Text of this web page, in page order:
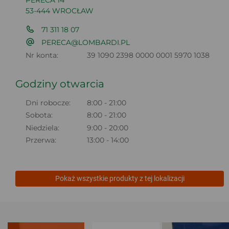
53-444 WROCŁAW
71 311 18 07
PERECA@LOMBARDI.PL
Nr konta:
39 1090 2398 0000 0001 5970 1038
Godziny otwarcia
Dni robocze:
8:00 - 21:00
Sobota:
8:00 - 21:00
Niedziela:
9:00 - 20:00
Przerwa:
13:00 - 14:00
Pokaż wszystkie produkty z tej lokalizacji